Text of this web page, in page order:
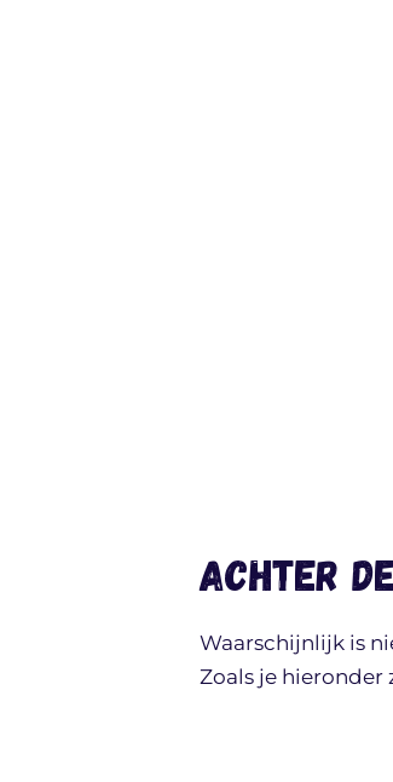
Achter
Waarschijnlijk is
Zoals je hieronder